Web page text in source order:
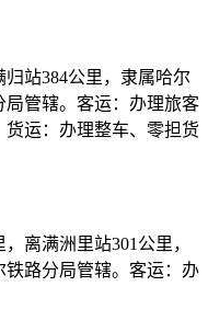
站384公里，隶属哈尔
管辖。客运：办理旅客
运：办理整车、零担货
离满洲里站301公里，
路分局管辖。客运：办